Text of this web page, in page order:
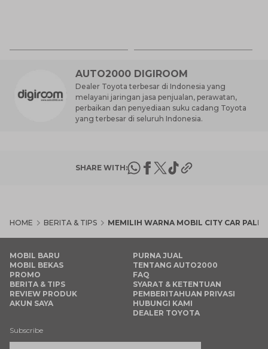
AUTO2000 DIGIROOM
Dealer Toyota terbesar di Indonesia yang
melayani jaringan jasa penjualan, perawatan,
perbaikan dan penyediaan suku cadang Toyota
yang terbesar di seluruh Indonesia.
SHARE WITH:
HOME BERITA & TIPS MEMILIH WARNA MOBIL CITY CAR
MOBIL BARU
MOBIL BEKAS
PROMO
BERITA & TIPS
REVIEW PRODUK
AKUN SAYA
PURNA JUAL
TENTANG AUTO2000
FAQ
SYARAT & KETENTUAN
PEMBERITAHUAN PRIVASI
HUBUNGI KAMI
DEALER TOYOTA
Subscribe